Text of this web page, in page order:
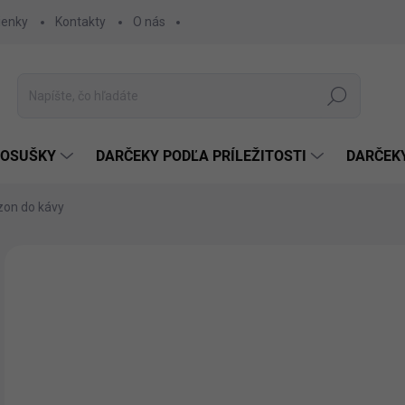
Kontakty O nás
Hľadať
DARČEKY PODĽA PRÍLEŽITOSTI
do kávy